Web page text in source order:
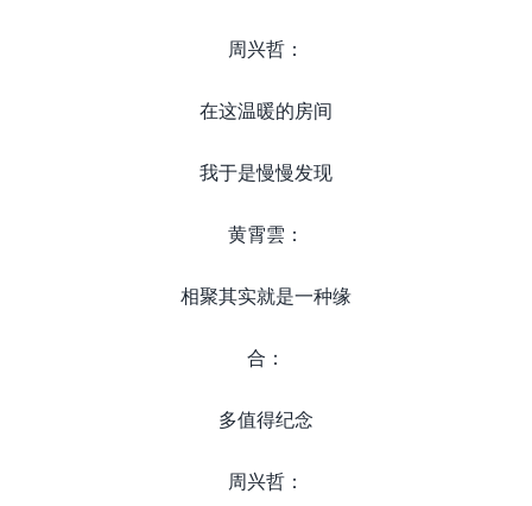
周兴哲：
在这温暖的房间
我于是慢慢发现
黄霄雲：
相聚其实就是一种缘
合：
多值得纪念
周兴哲：